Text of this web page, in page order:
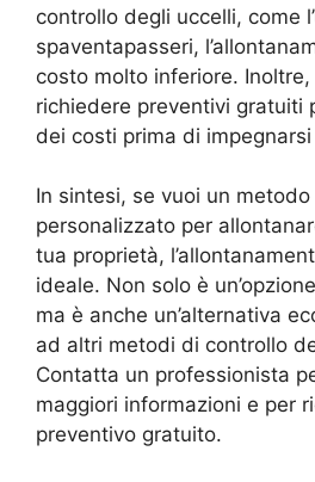
controllo degli uccelli, come
spaventapasseri,
costo molto inferiore.
richiedere preventivi gratuiti
dei costi prima di
In sintesi, se vuoi un
personalizzato per
tua proprietà,
ideale. Non solo è
ma è anche un’alternativa
ad altri metodi di controllo
Contatta un professionista
maggiori informazioni e per
preventivo gratuito.